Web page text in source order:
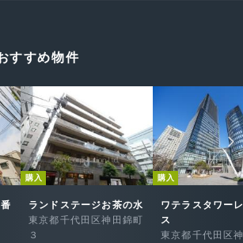
すすめ物件
購入
ランドステージお茶の水
東京都千代田区神田錦町
３
購入
ワテラスタワー
ス
東京都千代田区